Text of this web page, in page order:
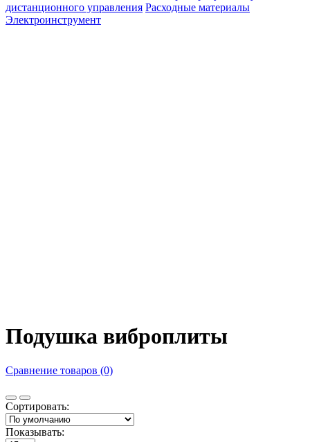
дистанционного управления Расходные материалы
Электроинструмент
Подушка виброплиты
Сравнение товаров (0)
Сортировать:
Показывать: